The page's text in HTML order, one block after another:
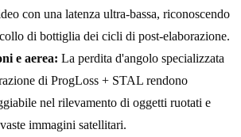
con una latenza ultra-bassa, riconoscendo
di bottiglia dei cicli di post-elaborazione.
e aerea: La perdita d'angolo specializzata
di ProgLoss + STAL rendono
nel rilevamento di oggetti ruotati e
immagini satellitari.